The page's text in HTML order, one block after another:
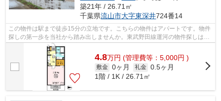
築21年 / 26.71㎡
千葉県流山市大字東深井724番14
この物件は駅まで徒歩15分の立地です。こちらの物件はアパートです。物件
探しの第一歩を当社から踏み出しませんか。東武野田線運河の物件探しはア
パートマンション館 柏店にお任せ。...
4.8万円 (管理費等：5,000円 )
敷金 0ヶ月 礼金 0.5ヶ月
1階 / 1K / 26.71㎡